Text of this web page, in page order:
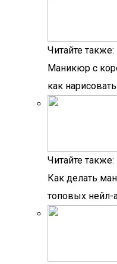
Читайте также:
Маникюр с
как
Читайте также:
Как делать
топовых нейл-